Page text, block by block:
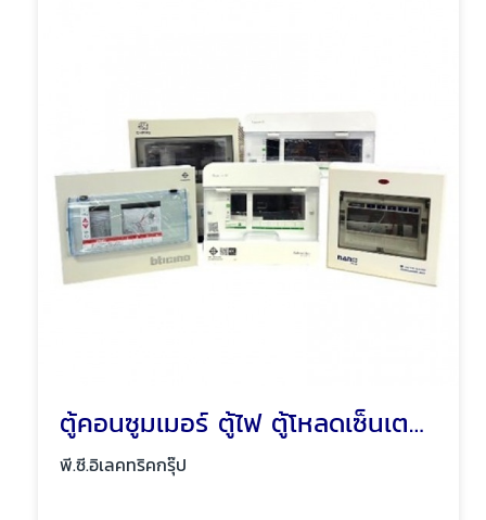
ตู้คอนซูมเมอร์ ตู้ไฟ ตู้โหลดเซ็นเตอร์ พัทยา ชลบุรี
พี.ซี.อิเลคทริคกรุ๊ป